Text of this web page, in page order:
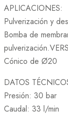
APLICACIONES:
Pulverización y
Bomba de
Cónico de Ø20
DATOS
Presión: 30 bar
Caudal: 33 l/min